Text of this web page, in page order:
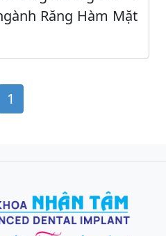
Răng Hàm Mặt
1